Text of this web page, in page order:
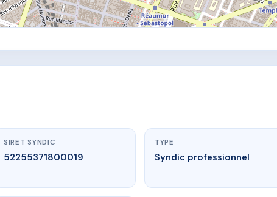
SIRET SYNDIC
52255371800019
TYPE
Syndic professionnel